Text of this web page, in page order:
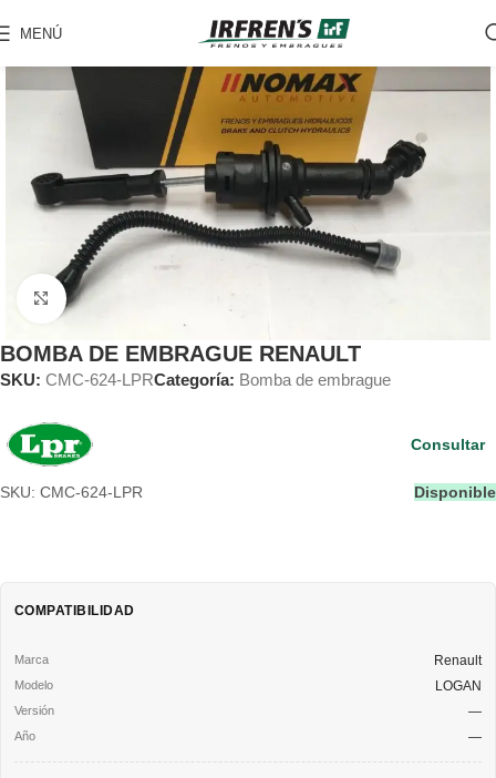
MENÚ
Clic para ampliar
BOMBA DE EMBRAGUE RENAULT
SKU: CMC-624-LPRCategoría: Bomba de embrague
SKU: CMC-624-LPR Disponible
Consultar
COMPATIBILIDAD
Renault
LOGAN
—
—